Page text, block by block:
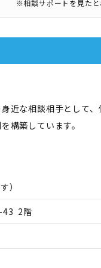
※相談サポートを見たと
近な相談相手として
構築しています。
）
43 2階